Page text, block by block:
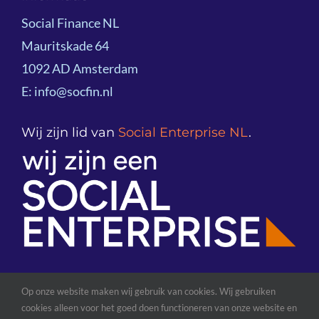
Kennisdeling
Onze klanten
Podcast
Bestuur
Partners
Global Network
Social Finance NL
Mauritskade 64
1092 AD Amsterdam
E: info@socfin.nl
Wij zijn lid van Social Enterprise NL.
Op onze website maken wij gebruik van cookies. Wij gebruiken
cookies alleen voor het goed doen functioneren van onze website en